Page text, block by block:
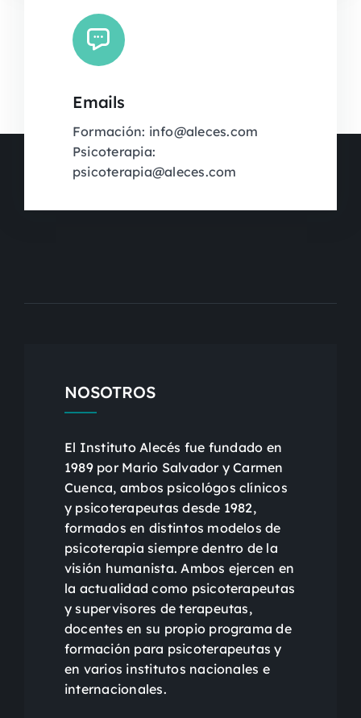
Emails
Formación: info@aleces.com
Psicoterapia:
psicoterapia@aleces.com
NOSOTROS
El Instituto Alecés fue fundado en
1989 por Mario Salvador y Carmen
Cuenca, ambos psicológos clínicos
y psicoterapeutas desde 1982,
formados en distintos modelos de
psicoterapia siempre dentro de la
visión humanista. Ambos ejercen en
la actualidad como psicoterapeutas
y supervisores de terapeutas,
docentes en su propio programa de
formación para psicoterapeutas y
en varios institutos nacionales e
internacionales.